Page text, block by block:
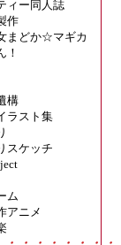
ィー同人誌
作
まどか☆マギカ
！
構
ラスト集
スケッチ
ム
アニメ